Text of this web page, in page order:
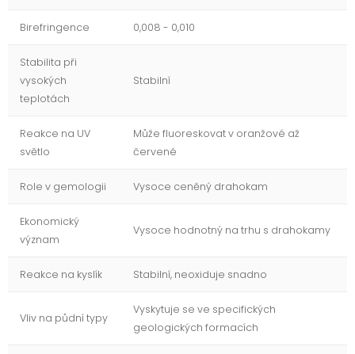
Birefringence 0,008 - 0,010
Stabilita při
vysokých
teplotách
Stabilní
Reakce na UV
světlo
Může fluoreskovat v oranžové až
červené
Role v gemologii Vysoce ceněný drahokam
Ekonomický
význam
Vysoce hodnotný na trhu s drahokamy
Reakce na kyslík Stabilní, neoxiduje snadno
Vliv na půdní typy
Vyskytuje se ve specifických
geologických formacích